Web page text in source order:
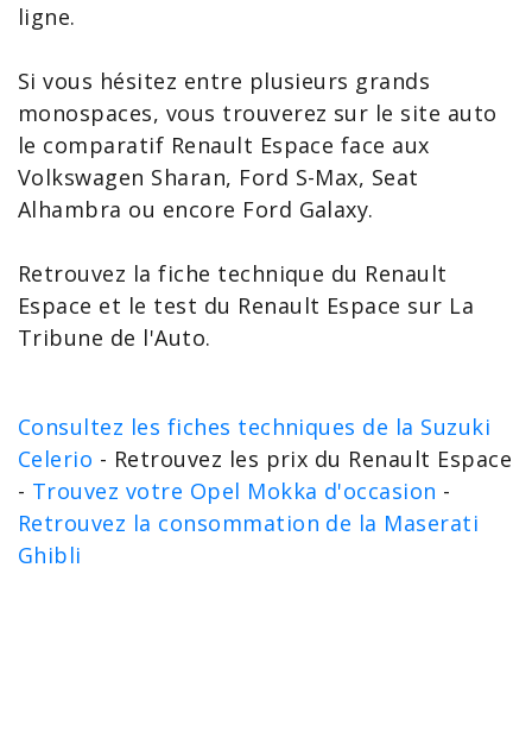
ligne.
Si vous hésitez entre plusieurs grands
monospaces, vous trouverez sur le site auto
le comparatif Renault Espace face aux
Volkswagen Sharan, Ford S-Max, Seat
Alhambra ou encore Ford Galaxy.
Retrouvez lafiche technique du Renault
Espace et le test du Renault Espace sur La
Tribune de l'Auto.
Consultez les fiches techniques de la Suzuki
Celerio - Retrouvez les prix du Renault Espace
- Trouvez votre Opel Mokka d'occasion -
Retrouvez la consommation de la Maserati
Ghibli